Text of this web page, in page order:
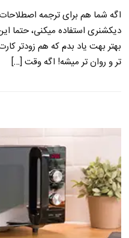
اگه شما هم برای ترجمه
دیکشنری استفاده میکنی، حتما
بهتر بهت یاد بدم که هم زودتر
تر و روان تر میشه! اگه وقت […]